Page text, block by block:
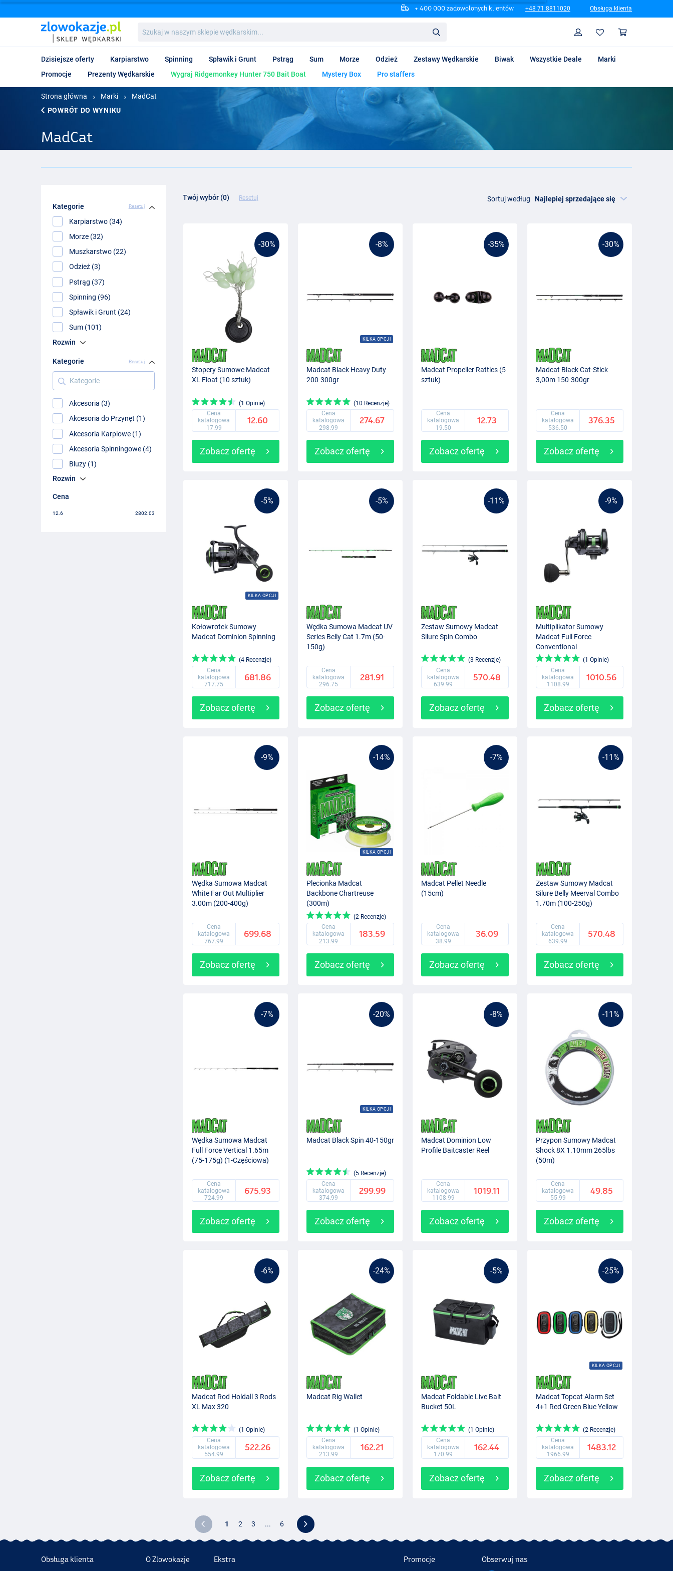
+ 400 000 zadowolonych klientów +48 71 8811020 Obsługa klienta
w
naszym
wędkarskim...
Profil
Dzisiejsze oferty Karpiarstwo Spinning Spławik i Grunt Pstrąg Sum Morze Odzież Zestawy Wędkarskie Biwak Wszystkie Deale
Marki
Promocje
Prezenty Wędkarskie Wygraj Ridgemonkey Hunter 750 Bait Boat Mystery Box Pro staffers
Strona główna Marki
MadCat
POWRÓT DO WYNIKU
MadCat
Kategorie Resetuj
Karpiarstwo (34)
Morze (32)
Muszkarstwo (22)
Odzież (3)
Pstrąg (37)
Spinning (96)
Spławik i Grunt (24)
Sum (101)
Rozwin
Kategorie Resetuj
Kategorie
Akcesoria (3)
Akcesoria do Przynęt (1)
Akcesoria Karpiowe (1)
Akcesoria Spinningowe (4)
Bluzy (1)
Rozwin
Cena
12.6 2802.03
Twój wybór (0) Resetuj Sortuj według
-30%
Stopery Sumowe Madcat
XL Float (10 sztuk)
(1 Opinie)
Cena
katalogowa
17.99
12.60
Zobacz ofertę
-8%
KILKA OPCJI
Madcat Black Heavy Duty
200-300gr
(10 Recenzje)
Cena
katalogowa
298.99
274.67
Zobacz ofertę
-35%
Madcat Propeller Rattles (5
sztuk)
Cena
katalogowa
19.50
12.73
Zobacz ofertę
-30%
Madcat Black Cat-Stick
3,00m 150-300gr
Cena
katalogowa
536.50
376.35
Zobacz ofertę
-5%
KILKA OPCJI
Kołowrotek Sumowy
Madcat Dominion Spinning
(4 Recenzje)
Cena
katalogowa
717.75
681.86
Zobacz ofertę
-5%
Wędka Sumowa Madcat UV
Series Belly Cat 1.7m (50-
150g)
Cena
katalogowa
296.75
281.91
Zobacz ofertę
-11%
Zestaw Sumowy Madcat
Silure Spin Combo
(3 Recenzje)
Cena
katalogowa
639.99
570.48
Zobacz ofertę
-9%
Multiplikator Sumowy
Madcat Full Force
Conventional
(1 Opinie)
Cena
katalogowa
1108.99
1010.56
Zobacz ofertę
-9%
Wędka Sumowa Madcat
White Far Out Multiplier
3.00m (200-400g)
Cena
katalogowa
767.99
699.68
Zobacz ofertę
-14%
KILKA OPCJI
Plecionka Madcat
Backbone Chartreuse
(300m)
(2 Recenzje)
Cena
katalogowa
213.99
183.59
Zobacz ofertę
-7%
Madcat Pellet Needle
(15cm)
Cena
katalogowa
38.99
36.09
Zobacz ofertę
-11%
Zestaw Sumowy Madcat
Silure Belly Meerval Combo
1.70m (100-250g)
Cena
katalogowa
639.99
570.48
Zobacz ofertę
-7%
Wędka Sumowa Madcat
Full Force Vertical 1.65m
(75-175g) (1-Częściowa)
Cena
katalogowa
724.99
675.93
Zobacz ofertę
-20%
KILKA OPCJI
Madcat Black Spin 40-150gr
(5 Recenzje)
Cena
katalogowa
374.99
299.99
Zobacz ofertę
-8%
Madcat Dominion Low
Profile Baitcaster Reel
Cena
katalogowa
1108.99
1019.11
Zobacz ofertę
-11%
Przypon Sumowy Madcat
Shock 8X 1.10mm 265lbs
(50m)
Cena
katalogowa
55.99
49.85
Zobacz ofertę
-6%
Madcat Rod Holdall 3 Rods
XL Max 320
(1 Opinie)
Cena
katalogowa
554.99
522.26
Zobacz ofertę
-24%
Madcat Rig Wallet
(1 Opinie)
Cena
katalogowa
213.99
162.21
Zobacz ofertę
-5%
Madcat Foldable Live Bait
Bucket 50L
(1 Opinie)
Cena
katalogowa
170.99
162.44
Zobacz ofertę
-25%
KILKA OPCJI
Madcat Topcat Alarm Set
4+1 Red Green Blue Yellow
(2 Recenzje)
Cena
katalogowa
1966.99
1483.12
Zobacz ofertę
1 2 3 ... 6
Obsługa klienta O Zlowokazje Ekstra Promocje Obserwuj nas